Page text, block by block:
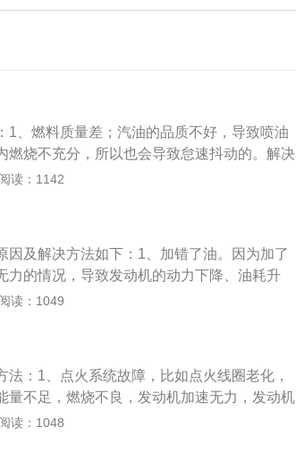
1、燃料质量差；汽油的品质不好，导致喷油
燃烧不充分，所以也会导致怠速抖动的。解决
完这箱汽油之后使用高标号的汽油做个燃油
到维修店检修发动机进气管。3、点火时间
导致发动机抖动和怠速不稳定。解决办法：需
系统故障；汽车燃油供给系统如果出现问题
应失常，从而造成发动机动力不足，加速不
射系统。5、节气门位置传感器故障；节气
。解决办法：清理节气门，检修节气门故
的堆积便极易导致发动机温度过高，动力不
催化器。7、火花塞故障；火花塞出现不点火
模块是否正常。解决办法：更换火花塞。
阅读：1142
因及解决方法如下：1、加错了油。因为加了
力的情况，导致发动机的动力下降、油耗升
油。2、汽车的离合器摩擦片摩擦力不足。
者更换。3、发动机油路系统故障。机油能
引擎运转的平顺性。如果机油长期不足，轻者
的连接件机械损伤。另外汽油泵故障，燃油
降。车主需要将车送到维修店进行系统检修。
除了需要油，还需要空气，如果空气滤清
阅读：1049
：1、点火系统故障，比如点火线圈老化，
量不足，燃烧不良，发动机加速无力，发动机
换点火线圈、火花塞，保证点火系统正常运
阅读：1048